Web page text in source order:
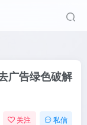
广告绿色破解
关注 私信